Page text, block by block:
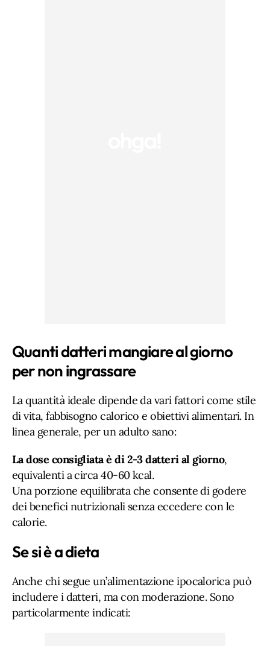
Quanti datteri mangiare al giorno
per non ingrassare
La quantità ideale dipende da vari fattori come stile
di vita, fabbisogno calorico e obiettivi alimentari. In
linea generale, per un adulto sano:
La dose consigliata è di 2-3 datteri al giorno,
equivalenti a circa 40-60 kcal.
Una porzione equilibrata che consente di godere
dei benefici nutrizionali senza eccedere con le
calorie.
Se si è a dieta
Anche chi segue un’alimentazione ipocalorica può
includere i datteri, ma con moderazione. Sono
particolarmente indicati: